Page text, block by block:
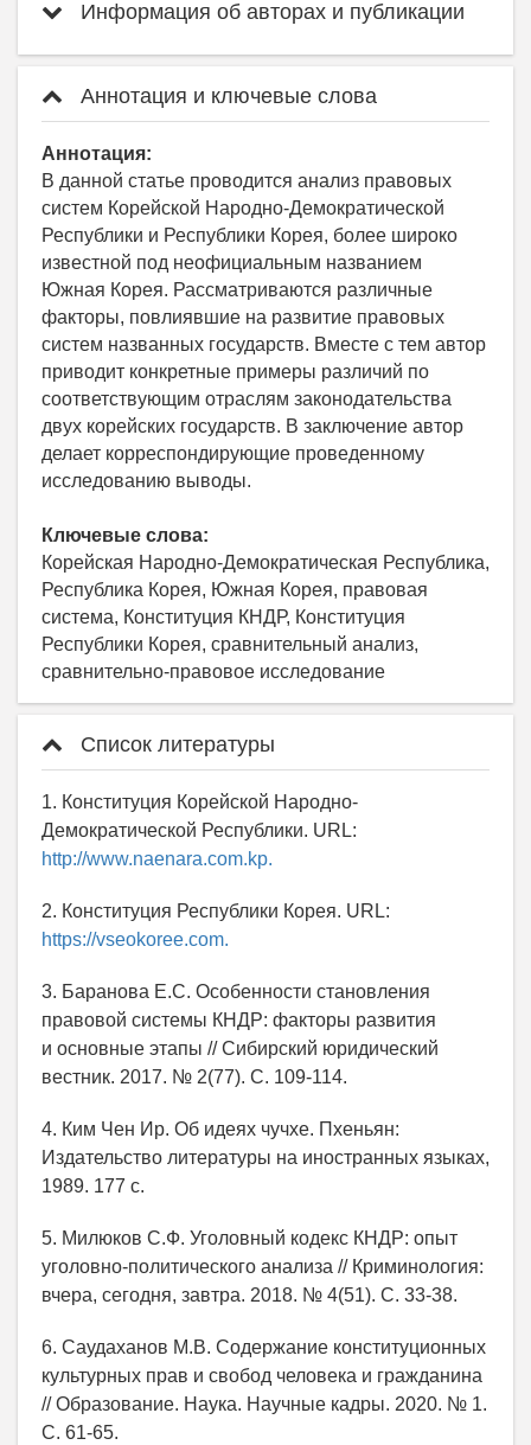
Информация об авторах и публикации
Аннотация и ключевые слова
Аннотация:
В данной статье проводится анализ правовых
систем Корейской Народно-Демократической
Республики и Республики Корея, более широко
известной под неофициальным названием
Южная Корея. Рассматриваются различные
факторы, повлиявшие на развитие правовых
систем названных государств. Вместе с тем автор
приводит конкретные примеры различий по
соответствующим отраслям законодательства
двух корейских государств. В заключение автор
делает корреспондирующие проведенному
исследованию выводы.
Ключевые слова:
Корейская Народно-Демократическая Республика,
Республика Корея, Южная Корея, правовая
система, Конституция КНДР, Конституция
Республики Корея, сравнительный анализ,
сравнительно-правовое исследование
Список литературы
1. Конституция Корейской Народно-
Демократической Республики. URL:
http://www.naenara.com.kp.
2. Конституция Республики Корея. URL:
https://vseokoree.com.
3. Баранова Е.С. Особенности становления
правовой системы КНДР: факторы развития
и основные этапы // Сибирский юридический
вестник. 2017. № 2(77). С. 109-114.
4. Ким Чен Ир. Об идеях чучхе. Пхеньян:
Издательство литературы на иностранных языках,
1989. 177 с.
5. Милюков С.Ф. Уголовный кодекс КНДР: опыт
уголовно-политического анализа // Криминология:
вчера, сегодня, завтра. 2018. № 4(51). С. 33-38.
6. Саудаханов М.В. Содержание конституционных
культурных прав и свобод человека и гражданина
// Образование. Наука. Научные кадры. 2020. № 1.
С. 61-65.